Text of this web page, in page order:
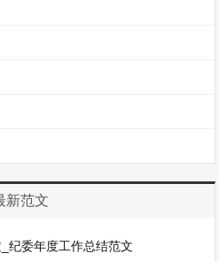
新范文
纪委年度工作总结范文